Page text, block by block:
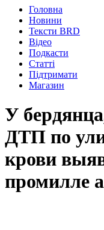
Головна
Новини
Тексти BRD
Відео
Подкасти
Статті
Підтримати
Магазин
У
ДТП по
крови
промилле